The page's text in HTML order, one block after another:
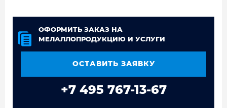
ОФОРМИТЬ ЗАКАЗ НА
МЕЛАЛЛОПРОДУКЦИЮ И УСЛУГИ
ОСТАВИТЬ ЗАЯВКУ
+7 495 767-13-67